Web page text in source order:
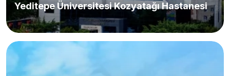
Yeditepe Üniversitesi Kozyatağı Hastanesi